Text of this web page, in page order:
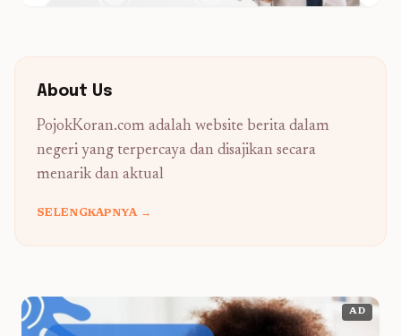
About Us
PojokKoran.com adalah website berita dalam
negeri yang terpercaya dan disajikan secara
menarik dan aktual
SELENGKAPNYA →
AD